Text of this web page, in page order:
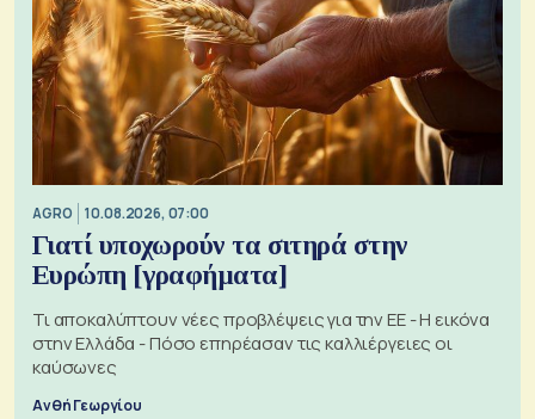
AGRO 10.08.2026, 07:00
Γιατί υποχωρούν τα σιτηρά στην
Ευρώπη [γραφήματα]
Τι αποκαλύπτουν νέες προβλέψεις για την ΕΕ - Η εικόνα
στην Ελλάδα - Πόσο επηρέασαν τις καλλιέργειες οι
καύσωνες
Ανθή Γεωργίου